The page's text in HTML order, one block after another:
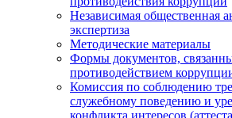
Независимая общественная
экспертиза
Методические материалы
Формы документов,
противодействием
Комиссия по соблюдению
служебному поведению и
конфликта интересов